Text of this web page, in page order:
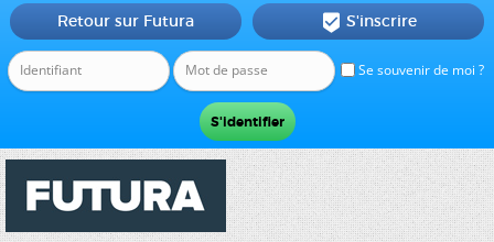
Se souvenir de moi ?
Retour sur Futura  S'inscrire